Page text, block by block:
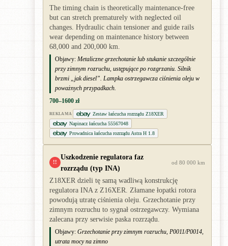
The timing chain is theoretically maintenance-free
but can stretch prematurely with neglected oil
changes. Hydraulic chain tensioner and guide rails
wear depending on maintenance history between
68,000 and 200,000 km.
Objawy: Metaliczne grzechotanie lub stukanie szczególnie
przy zimnym rozruchu, ustępujące po rozgrzaniu. Silnik
brzmi „jak diesel”. Lampka ostrzegawcza ciśnienia oleju w
poważnych przypadkach.
700–1600 zł
REKLAMA
Zestaw łańcucha rozrządu Z18XER
Napinacz łańcucha 55567048
Prowadnica łańcucha rozrządu Astra H 1.8
!!
Uszkodzenie regulatora faz
rozrządu (typ INA)
od 80 000 km
Z18XER dzieli tę samą wadliwą konstrukcję
regulatora INA z Z16XER. Złamane łopatki rotora
powodują utratę ciśnienia oleju. Grzechotanie przy
zimnym rozruchu to sygnał ostrzegawczy. Wymiana
zalecana przy serwisie paska rozrządu.
Objawy: Grzechotanie przy zimnym rozruchu, P0011/P0014,
utrata mocy na zimno